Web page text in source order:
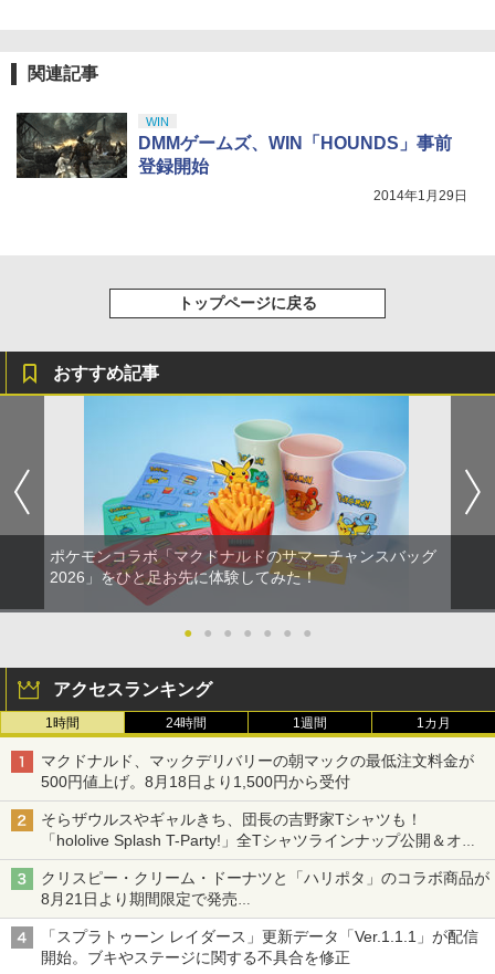
￥8,800
関連記事
WIN
DMMゲームズ、WIN「HOUNDS」事前
登録開始
2014年1月29日
トップページに戻る
おすすめ記事
ポケモンコラボ「マクドナルドのサマーチャンスバッグ
2026」をひと足お先に体験してみた！
● ● ● ● ● ● ●
アクセスランキング
1時間 24時間 1週間 1カ月
マクドナルド、マックデリバリーの朝マックの最低注文料金が
500円値上げ。8月18日より1,500円から受付
そらザウルスやギャルきち、団長の吉野家Tシャツも！
「hololive Splash T-Party!」全Tシャツラインナップ公開＆オン
ライン販売開始
クリスピー・クリーム・ドーナツと「ハリポタ」のコラボ商品が
8月21日より期間限定で発売
組分け帽子ドーナツなど見た目も楽しい商品が登場
「スプラトゥーン レイダース」更新データ「Ver.1.1.1」が配信
開始。ブキやステージに関する不具合を修正